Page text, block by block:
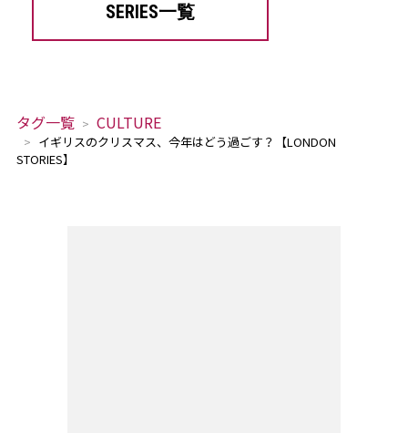
SERIES一覧
タグ一覧 CULTURE
イギリスのクリスマス、今年はどう過ごす？【LONDON
STORIES】